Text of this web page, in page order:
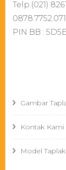
Telp.(021)
PIN BB :
Gambar
Kontak Kami
Model